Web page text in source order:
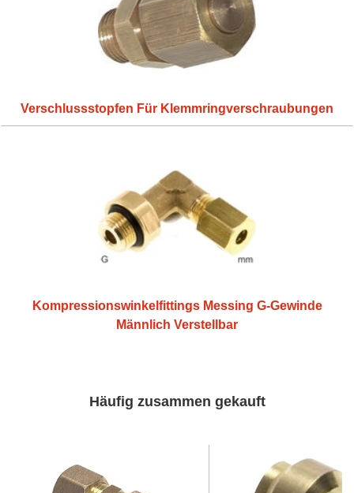
Verschlussstopfen Für Klemmringverschraubungen
Kompressionswinkelfittings Messing G-Gewinde
Männlich Verstellbar
Häufig zusammen gekauft